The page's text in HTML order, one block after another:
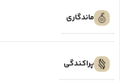
ماندگاری
پراکندگی